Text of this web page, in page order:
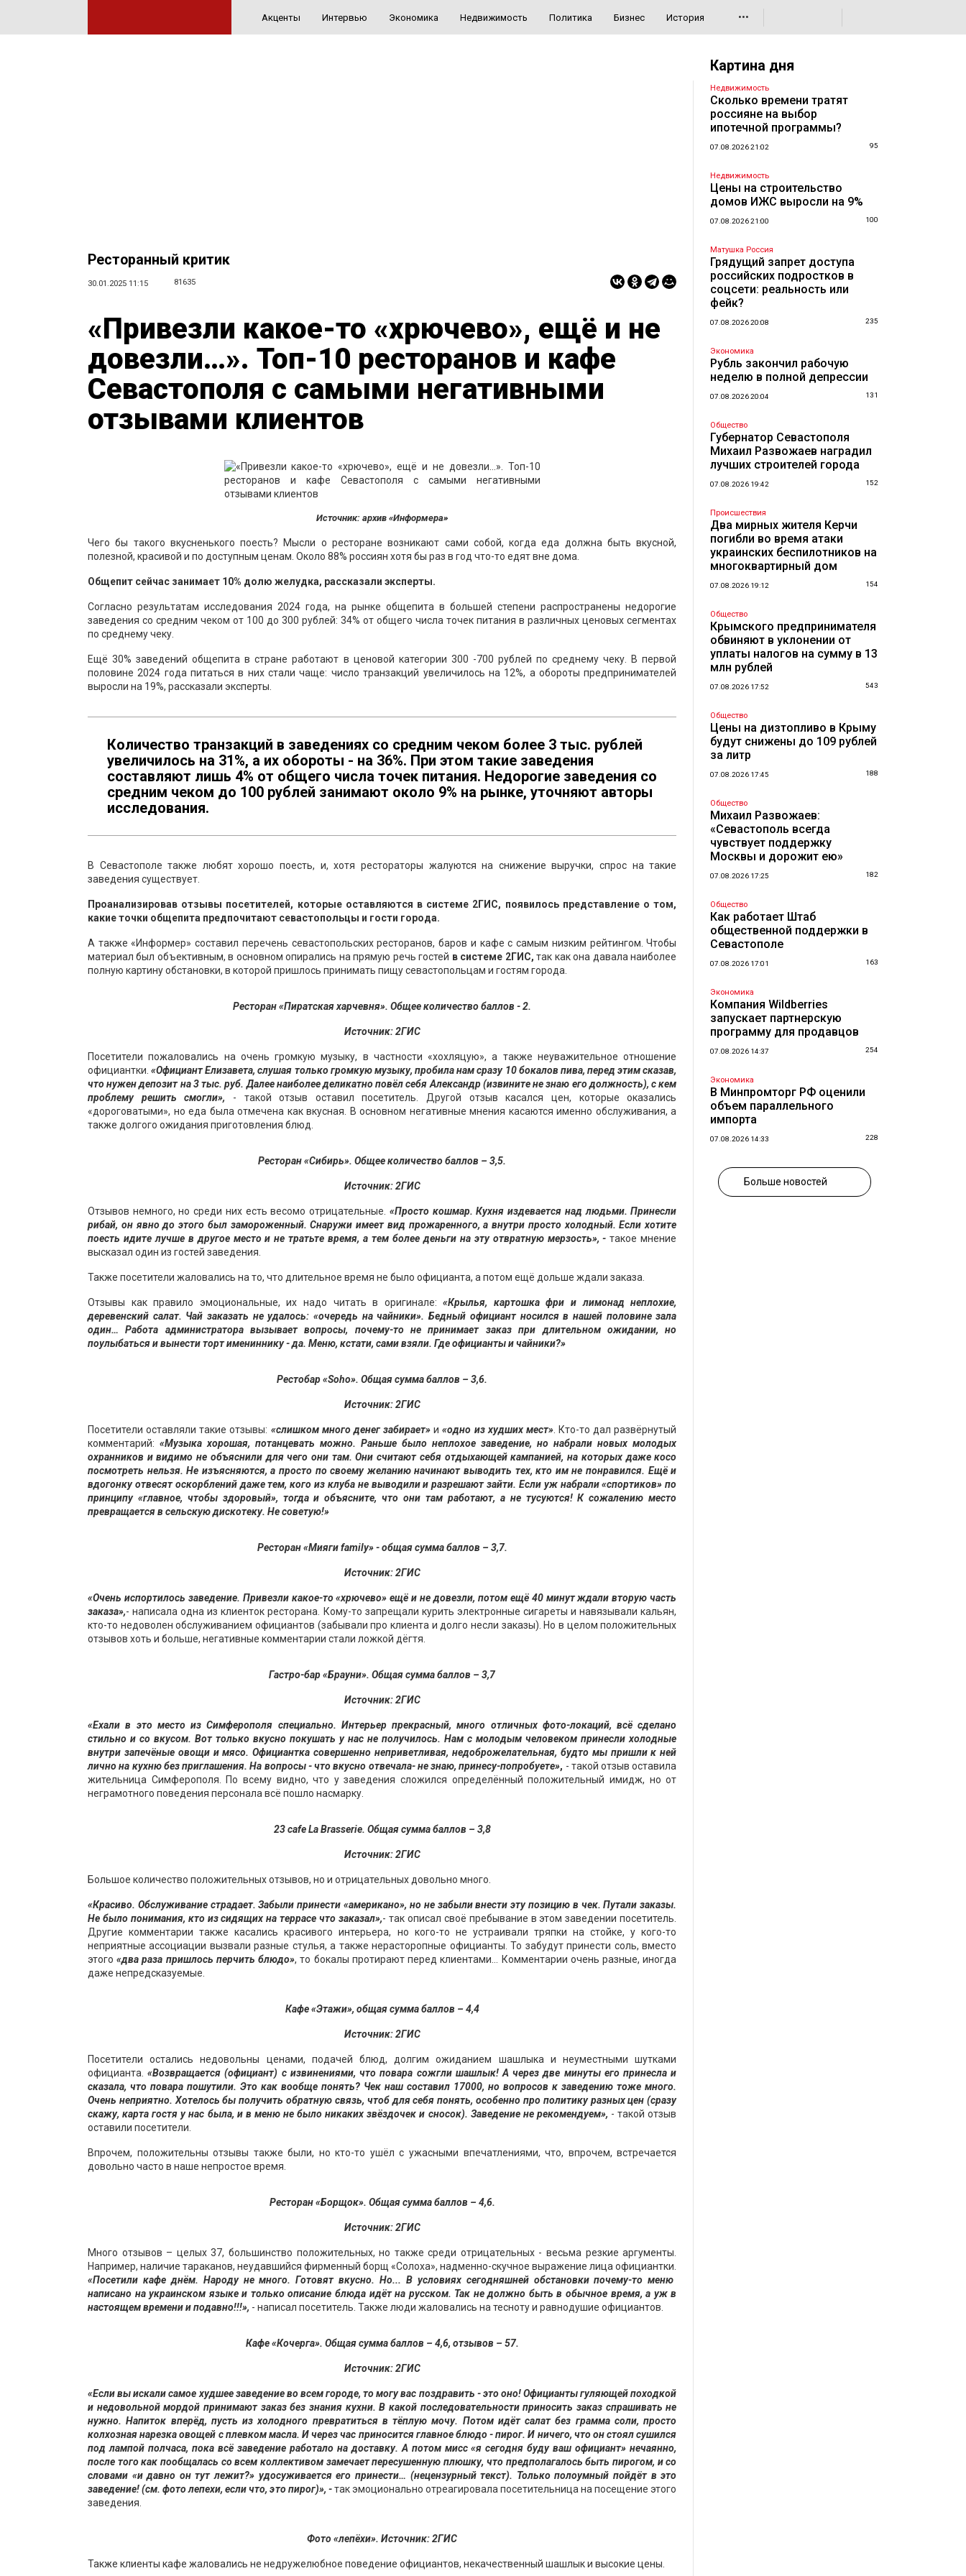
Акценты Интервью Экономика Недвижимость Политика Бизнес История •••
Ресторанный критик
30.01.2025 11:15 81635
«Привезли какое-то «хрючево», ещё и не
довезли…». Топ-10 ресторанов и кафе
Севастополя с самыми негативными
отзывами клиентов
Источник: архив «Информера»
Чего бы такого вкусненького поесть? Мысли о ресторане возникают сами собой, когда еда должна быть вкусной,
полезной, красивой и по доступным ценам. Около 88% россиян хотя бы раз в год что-то едят вне дома.
Общепит сейчас занимает 10% долю желудка, рассказали эксперты.
Согласно результатам исследования 2024 года, на рынке общепита в большей степени распространены недорогие
заведения со средним чеком от 100 до 300 рублей: 34% от общего числа точек питания в различных ценовых сегментах
по среднему чеку.
Ещё 30% заведений общепита в стране работают в ценовой категории 300 -700 рублей по среднему чеку. В первой
половине 2024 года питаться в них стали чаще: число транзакций увеличилось на 12%, а обороты предпринимателей
выросли на 19%, рассказали эксперты.
Количество транзакций в заведениях со средним чеком более 3 тыс. рублей
увеличилось на 31%, а их обороты - на 36%. При этом такие заведения
составляют лишь 4% от общего числа точек питания. Недорогие заведения со
средним чеком до 100 рублей занимают около 9% на рынке, уточняют авторы
исследования.
В Севастополе также любят хорошо поесть, и, хотя рестораторы жалуются на снижение выручки, спрос на такие
заведения существует.
Проанализировав отзывы посетителей, которые оставляются в системе 2ГИС, появилось представление о том,
какие точки общепита предпочитают севастопольцы и гости города.
А также «Информер» составил перечень севастопольских ресторанов, баров и кафе с самым низким рейтингом. Чтобы
материал был объективным, в основном опирались на прямую речь гостей в системе 2ГИС,так как она давала наиболее
полную картину обстановки, в которой пришлось принимать пищу севастопольцам и гостям города.
Ресторан «Пиратская харчевня». Общее количество баллов - 2.
Источник: 2ГИС
Посетители пожаловались на очень громкую музыку, в частности «хохляцую», а также неуважительное отношение
официантки.«Официант Елизавета, слушая только громкую музыку, пробила нам сразу 10 бокалов пива, перед этим сказав,
что нужен депозит на 3 тыс. руб. Далее наиболее деликатно повёл себя Александр (извините не знаю его должность), с кем
проблему решить смогли», - такой отзыв оставил посетитель. Другой отзыв касался цен, которые оказались
«дороговатыми», но еда была отмечена как вкусная. В основном негативные мнения касаются именно обслуживания, а
также долгого ожидания приготовления блюд.
Ресторан«Сибирь». Общее количество баллов – 3,5.
Источник: 2ГИС
Отзывов немного, но среди них есть весомо отрицательные. «Просто кошмар. Кухня издевается над людьми. Принесли
рибай, он явно до этого был замороженный. Снаружи имеет вид прожаренного, а внутри просто холодный. Если хотите
поесть идите лучше в другое место и не тратьте время, а тем более деньги на эту отвратную мерзость», -такое мнение
высказал один из гостей заведения.
Также посетители жаловались на то, что длительное время не было официанта, а потом ещё дольше ждали заказа.
Отзывы как правило эмоциональные, их надо читать в оригинале:«Крылья, картошка фри и лимонад неплохие,
деревенский салат. Чай заказать не удалось: «очередь на чайники». Бедный официант носился в нашей половине зала
один… Работа администратора вызывает вопросы, почему-то не принимает заказ при длительном ожидании, но
поулыбаться и вынести торт имениннику - да. Меню, кстати, сами взяли. Где официанты и чайники?»
Рестобар«Soho». Общая сумма баллов – 3,6.
Источник: 2ГИС
Посетители оставляли такие отзывы: «слишком много денег забирает»и«одно из худших мест». Кто-то дал развёрнутый
комментарий:«Музыка хорошая, потанцевать можно. Раньше было неплохое заведение, но набрали новых молодых
охранников и видимо не объяснили для чего они там. Они считают себя отдыхающей кампанией, на которых даже косо
посмотреть нельзя. Не изъясняются, а просто по своему желанию начинают выводить тех, кто им не понравился. Ещё и
вдогонку отвесят оскорблений даже тем, кого из клуба не выводили и разрешают зайти. Если уж набрали «спортиков» по
принципу «главное, чтобы здоровый», тогда и объясните, что они там работают, а не тусуются! К сожалению место
превращается в сельскую дискотеку. Не советую!»
Ресторан «Мияги family» - общая сумма баллов – 3,7.
Источник: 2ГИС
«Очень испортилось заведение. Привезли какое-то «хрючево» ещё и не довезли, потом ещё 40 минут ждали вторую часть
заказа»,- написала одна из клиенток ресторана. Кому-то запрещали курить электронные сигареты и навязывали кальян,
кто-то недоволен обслуживанием официантов (забывали про клиента и долго несли заказы). Но в целом положительных
отзывов хоть и больше, негативные комментарии стали ложкой дёгтя.
Гастро-бар «Брауни». Общая сумма баллов – 3,7
Источник: 2ГИС
«Ехали в это место из Симферополя специально. Интерьер прекрасный, много отличных фото-локаций, всё сделано
стильно и со вкусом. Вот только вкусно покушать у нас не получилось. Нам с молодым человеком принесли холодные
внутри запечёные овощи и мясо. Официантка совершенно неприветливая, недоброжелательная, будто мы пришли к ней
лично на кухню без приглашения. На вопросы - что вкусно отвечала- не знаю, принесу-попробуете», - такой отзыв оставила
жительница Симферополя. По всему видно, что у заведения сложился определённый положительный имидж, но от
неграмотного поведения персонала всё пошло насмарку.
23 cafe La Brasserie. Общая сумма баллов – 3,8
Источник: 2ГИС
Большое количество положительных отзывов, но и отрицательных довольно много.
«Красиво. Обслуживание страдает. Забыли принести «американо», но не забыли внести эту позицию в чек. Путали заказы.
Не было понимания, кто из сидящих на террасе что заказал»,- так описал своё пребывание в этом заведении посетитель.
Другие комментарии также касались красивого интерьера, но кого-то не устраивали тряпки на стойке, у кого-то
неприятные ассоциации вызвали разные стулья, а также нерасторопные официанты. То забудут принести соль, вместо
этого«два раза пришлось перчить блюдо», то бокалы протирают перед клиентами… Комментарии очень разные, иногда
даже непредсказуемые.
Кафе «Этажи», общая сумма баллов – 4,4
Источник: 2ГИС
Посетители остались недовольны ценами, подачей блюд, долгим ожиданием шашлыка и неуместными шутками
официанта.«Возвращается (официант) с извинениями, что повара сожгли шашлык! А через две минуты его принесла и
сказала, что повара пошутили. Это как вообще понять? Чек наш составил 17000, но вопросов к заведению тоже много.
Очень неприятно. Хотелось бы получить обратную связь, чтоб для себя понять, особенно про политику разных цен (сразу
скажу, карта гостя у нас была, и в меню не было никаких звёздочек и сносок). Заведение не рекомендуем», - такой отзыв
оставили посетители.
Впрочем, положительны отзывы также были, но кто-то ушёл с ужасными впечатлениями, что, впрочем, встречается
довольно часто в наше непростое время.
Ресторан «Борщок». Общая сумма баллов – 4,6.
Источник: 2ГИС
Много отзывов – целых 37, большинство положительных, но также среди отрицательных - весьма резкие аргументы.
Например, наличие тараканов, неудавшийся фирменный борщ «Солоха», надменно-скучное выражение лица официантки.
«Посетили кафе днём. Народу не много. Готовят вкусно. Но... В условиях сегодняшней обстановки почему-то меню
написано на украинском языке и только описание блюда идёт на русском. Так не должно быть в обычное время, а уж в
настоящем времени и подавно!!!», - написал посетитель. Также люди жаловались на тесноту и равнодушие официантов.
Кафе «Кочерга». Общая сумма баллов – 4,6, отзывов – 57.
Источник: 2ГИС
«Если вы искали самое худшее заведение во всем городе, то могу вас поздравить - это оно! Официанты гуляющей походкой
и недовольной мордой принимают заказ без знания кухни. В какой последовательности приносить заказ спрашивать не
нужно. Напиток вперёд, пусть из холодного превратиться в тёплую мочу. Потом идёт салат без грамма соли, просто
колхозная нарезка овощей с плевком масла. И через час приносится главное блюдо - пирог. И ничего, что он стоял сушился
под лампой полчаса, пока всё заведение работало на доставку. А потом мисс «я сегодня буду ваш официант» нечаянно,
после того как пообщалась со всем коллективом замечает пересушенную плюшку, что предполагалось быть пирогом, и со
словами «и давно он тут лежит?» удосуживается его принести… (нецензурный текст). Только полоумный пойдёт в это
заведение! (см. фото лепехи, если что, это пирог)», -так эмоционально отреагировала посетительница на посещение этого
заведения.
Фото «лепёхи». Источник: 2ГИС
Также клиенты кафе жаловались не недружелюбное поведение официантов, некачественный шашлык и высокие цены.
Картина дня
Недвижимость
Сколько времени тратят
россияне на выбор
ипотечной программы?
07.08.2026 21:02 95
Недвижимость
Цены на строительство
домов ИЖС выросли на 9%
07.08.2026 21:00 100
Матушка Россия
Грядущий запрет доступа
российских подростков в
соцсети: реальность или
фейк?
07.08.2026 20:08 235
Экономика
Рубль закончил рабочую
неделю в полной депрессии
07.08.2026 20:04 131
Общество
Губернатор Севастополя
Михаил Развожаев наградил
лучших строителей города
07.08.2026 19:42 152
Происшествия
Два мирных жителя Керчи
погибли во время атаки
украинских беспилотников на
многоквартирный дом
07.08.2026 19:12 154
Общество
Крымского предпринимателя
обвиняют в уклонении от
уплаты налогов на сумму в 13
млн рублей
07.08.2026 17:52 543
Общество
Цены на дизтопливо в Крыму
будут снижены до 109 рублей
за литр
07.08.2026 17:45 188
Общество
Михаил Развожаев:
«Севастополь всегда
чувствует поддержку
Москвы и дорожит ею»
07.08.2026 17:25 182
Общество
Как работает Штаб
общественной поддержки в
Севастополе
07.08.2026 17:01 163
Экономика
Компания Wildberries
запускает партнерскую
программу для продавцов
07.08.2026 14:37 254
Экономика
В Минпромторг РФ оценили
объем параллельного
импорта
07.08.2026 14:33 228
Больше новостей